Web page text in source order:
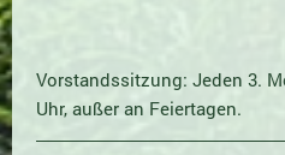
Vorstandssitzung: Jeden 3.
Uhr, außer an Feiertagen.